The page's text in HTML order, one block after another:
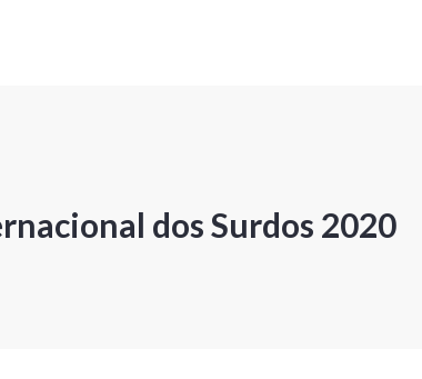
dos Surdos 2020